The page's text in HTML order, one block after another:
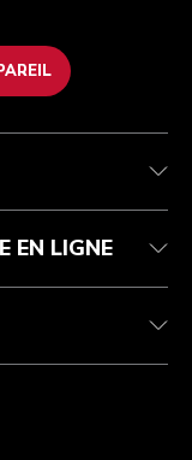
EN LIGNE